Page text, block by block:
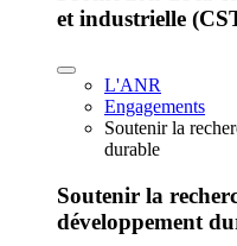
et industrielle
L'ANR
Engagements
Soutenir la
durable
Soutenir la
développement